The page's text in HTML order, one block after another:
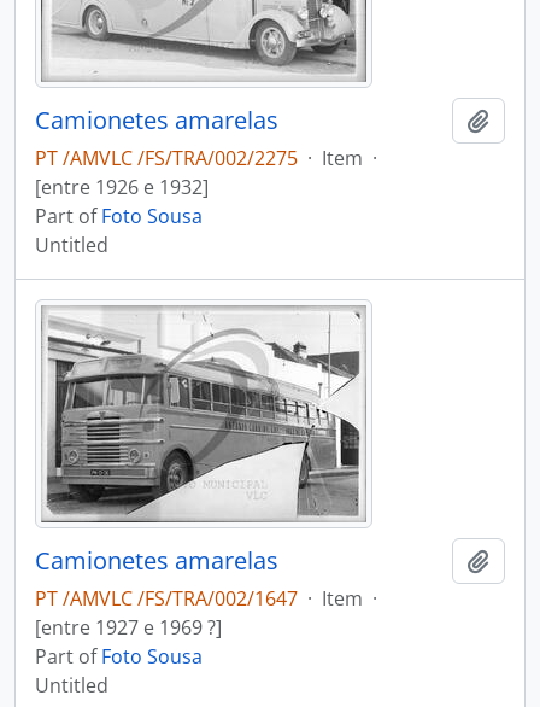
Camionetes amarelas
PT /AMVLC /FS/TRA/002/2275 · Item ·
[entre 1926 e 1932]
Part ofFoto Sousa
Untitled
Camionetes amarelas
PT /AMVLC /FS/TRA/002/1647 · Item ·
[entre 1927 e 1969 ?]
Part ofFoto Sousa
Untitled